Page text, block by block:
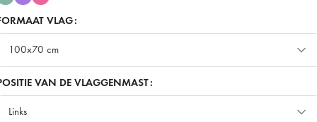
VLAG
100x70 cm
100x70 cm
150x100 cm + €10
VAN DE VLAGGENMAST
Links